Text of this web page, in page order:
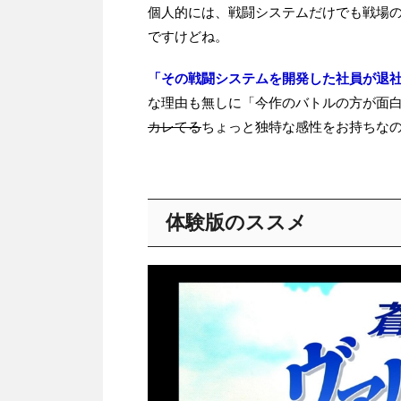
個人的には、戦闘システムだけでも戦場
ですけどね。
「その戦闘システムを開発した社員が
な理由も無しに「今作のバトルの方が面
カレてるちょっと独特な感性をお持ちな
体験版のススメ